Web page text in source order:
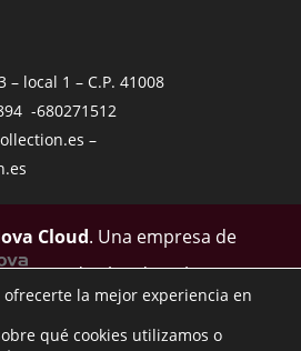
– local 1 – C.P. 41008
-680271512
–
Cloud. Una empresa de
© Todos los derechos
de Privacidad|Aviso
Legal
la mejor experiencia en
qué cookies utilizamos o